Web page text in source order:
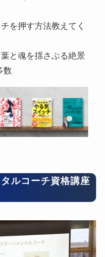
を押す方法教えてく
と魂を揺さぶる絶景
数
ルコーチ資格講座